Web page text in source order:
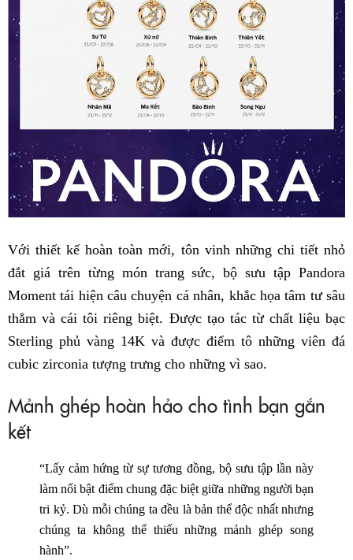
Với thiết kế hoàn toàn mới, tôn vinh những chi tiết nhỏ
đắt giá trên từng món trang sức, bộ sưu tập Pandora
Moment tái hiện câu chuyện cá nhân, khắc họa tâm tư sâu
thẳm và cái tôi riêng biệt. Được tạo tác từ chất liệu bạc
Sterling phủ vàng 14K và được điểm tô những viên đá
cubic zirconia tượng trưng cho những vì sao.
Mảnh ghép hoàn hảo cho tình bạn gắn
kết
“Lấy cảm hứng từ sự tương đồng, bộ sưu tập lần này
làm nổi bật điểm chung đặc biệt giữa những người bạn
tri kỷ. Dù mỗi chúng ta đều là bản thể độc nhất nhưng
chúng ta không thể thiếu những mảnh ghép song
hành”.